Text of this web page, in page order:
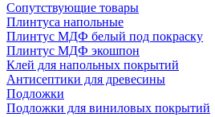
Сопутствующие товары
Плинтуса напольные
Плинтус МДФ белый под покраску
Плинтус МДФ экошпон
Клей для напольных покрытий
Антисептики для древесины
Подложки
Подложки для виниловых покрытий